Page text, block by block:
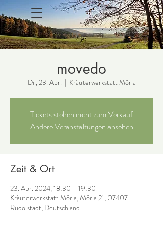
movedo
Di., 23. Apr.
  |
Kräuterwerkstatt Mörla
Tickets stehen nicht zum Verkauf
Andere Veranstaltungen ansehen
Zeit & Ort
23. Apr. 2024, 18:30 – 19:30
Kräuterwerkstatt Mörla, Mörla 21, 07407
Rudolstadt, Deutschland